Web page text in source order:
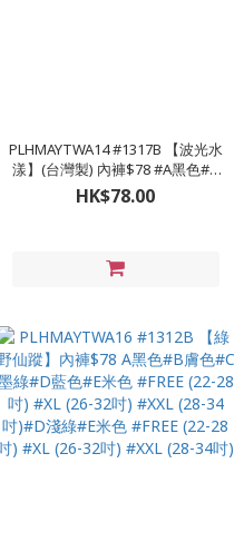
PLHMAYTWA14 #1317B 【波光水
漾】(台灣製) 內褲$78 #A黑色#B
灰色#C藍色 #FREE (22-28吋) #XL
(26-32吋) #2XL (28-34吋)
HK$78.00